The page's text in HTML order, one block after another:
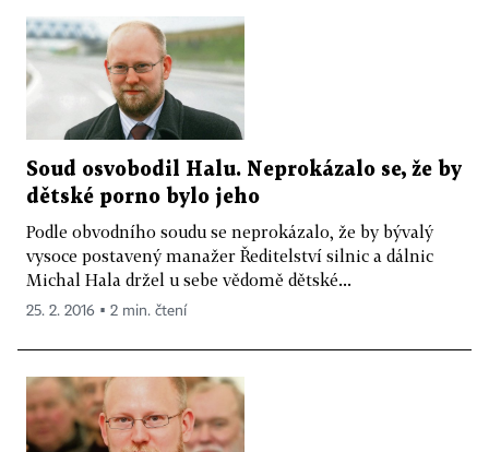
Soud osvobodil Halu. Neprokázalo se, že by
dětské porno bylo jeho
Podle obvodního soudu se neprokázalo, že by bývalý
vysoce postavený manažer Ředitelství silnic a dálnic
Michal Hala držel u sebe vědomě dětské...
25. 2. 2016 ▪ 2 min. čtení